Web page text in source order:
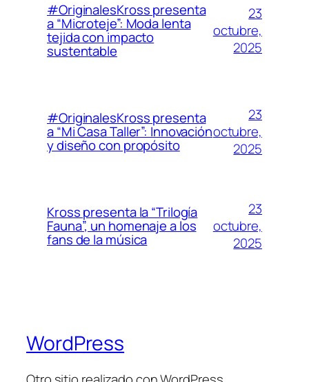
#OriginalesKross presenta
a “Microteje”: Moda lenta
tejida con impacto
sustentable
23
octubre,
2025
#OriginalesKross presenta
a “Mi Casa Taller”: Innovación
y diseño con propósito
23
octubre,
2025
Kross presenta la “Trilogía
Fauna”, un homenaje a los
fans de la música
23
octubre,
2025
WordPress